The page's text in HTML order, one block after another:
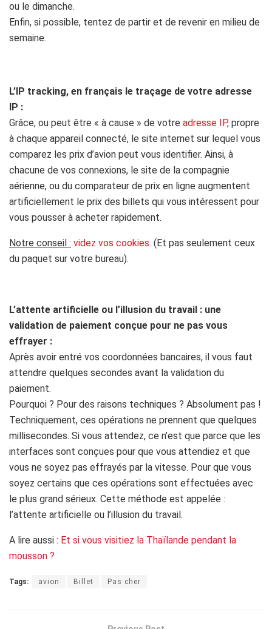
ou le dimanche.
Enfin, si possible, tentez de partir et de revenir en milieu de
semaine.
L’IP tracking, en français le traçage de votre adresse
IP :
Grâce, ou peut être « à cause » de votre adresse IP, propre
à chaque appareil connecté, le site internet sur lequel vous
comparez les prix d’avion peut vous identifier. Ainsi, à
chacune de vos connexions, le site de la compagnie
aérienne, ou du comparateur de prix en ligne augmentent
artificiellement le prix des billets qui vous intéressent pour
vous pousser à acheter rapidement.
Notre conseil : videz vos cookies. (Et pas seulement ceux
du paquet sur votre bureau).
L’attente artificielle ou l’illusion du travail : une
validation de paiement conçue pour ne pas vous
effrayer :
Après avoir entré vos coordonnées bancaires, il vous faut
attendre quelques secondes avant la validation du
paiement.
Pourquoi ? Pour des raisons techniques ? Absolument pas !
Techniquement, ces opérations ne prennent que quelques
millisecondes. Si vous attendez, ce n’est que parce que les
interfaces sont conçues pour que vous attendiez et que
vous ne soyez pas effrayés par la vitesse. Pour que vous
soyez certains que ces opérations sont effectuées avec
le plus grand sérieux. Cette méthode est appelée :
l’attente artificielle ou l’illusion du travail.
A lire aussi : Et si vous visitiez la Thaïlande pendant la
mousson ?
Tags: avion Billet Pas cher